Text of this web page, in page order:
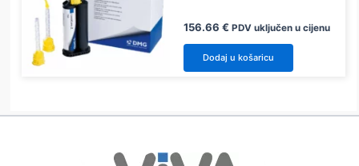
156.66 € PDV uključen u cijenu
Dodaj u košaricu